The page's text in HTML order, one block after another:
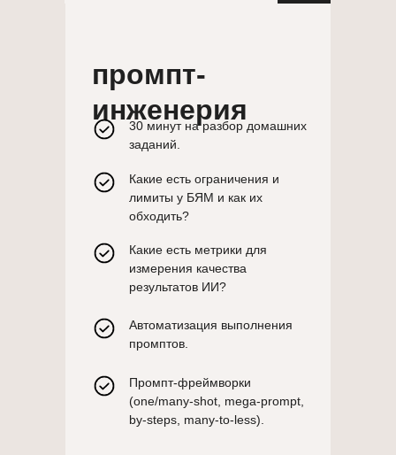
промпт-
инженерия
30 минут на разбор домашних
заданий.
Какие есть ограничения и
лимиты у БЯМ и как их
обходить?
Какие есть метрики для
измерения качества
результатов ИИ?
Автоматизация выполнения
промптов.
Промпт-фреймворки
(one/many-shot, mega-prompt,
by-steps, many-to-less).